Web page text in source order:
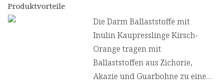
Produktvorteile
Die Darm Ballaststoffe mit
Inulin Kaupresslinge Kirsch-
Orange tragen mit
Ballaststoffen aus Zichorie,
Akazie und Guarbohne zu einer